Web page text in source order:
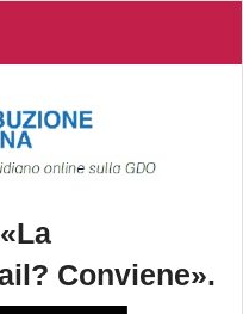
Conviene».